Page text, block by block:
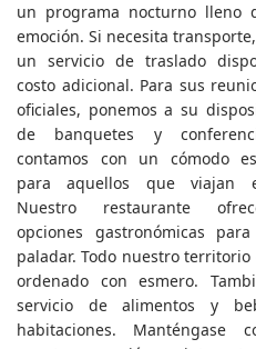
un programa nocturno lleno
emoción. Si necesita
un servicio de traslado
costo adicional. Para sus
oficiales, ponemos a su
de banquetes y
contamos con un cómodo
para aquellos que viajan
Nuestro restaurante
opciones gastronómicas
paladar. Todo nuestro
ordenado con esmero.
servicio de alimentos y
habitaciones. Manténgase